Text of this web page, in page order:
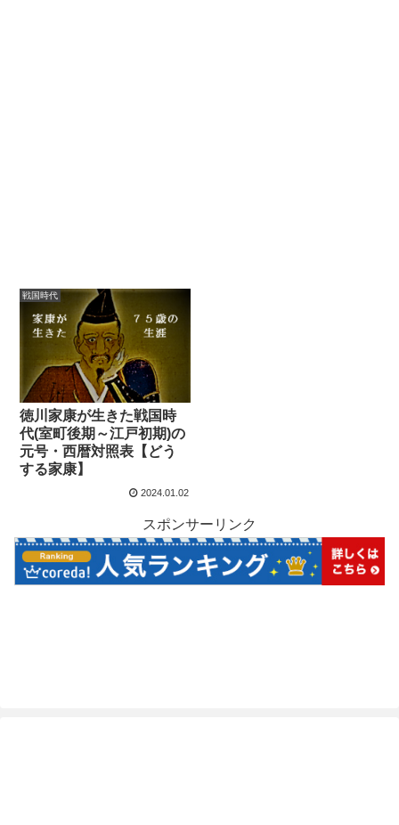
戦国時代
徳川家康が生きた戦国時
代(室町後期～江戸初期)の
元号・西暦対照表【どう
する家康】
2024.01.02
スポンサーリンク